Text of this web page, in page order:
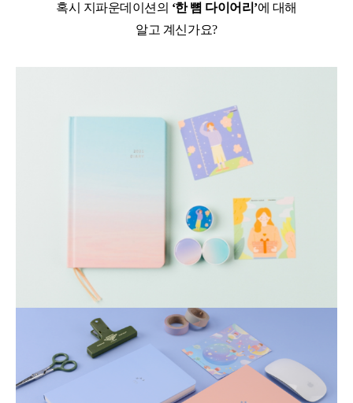
혹시 지파운데이션의 ‘한 뼘 다이어리’에 대해
알고 계신가요?